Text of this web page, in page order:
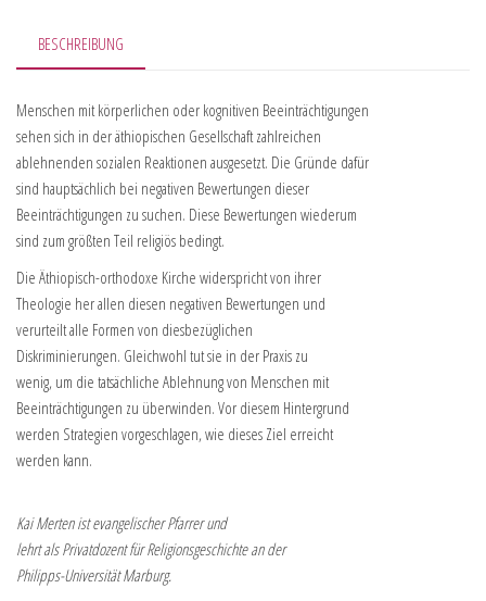
BESCHREIBUNG
Menschen mit körperlichen oder kognitiven Beeinträchtigungen
sehen sich in der äthiopischen Gesellschaft zahlreichen
ablehnenden sozialen Reaktionen ausgesetzt. Die Gründe dafür
sind hauptsächlich bei negativen Bewertungen dieser
Beeinträchtigungen zu suchen. Diese Bewertungen wiederum
sind zum größten Teil religiös bedingt.
Die Äthiopisch-orthodoxe Kirche widerspricht von ihrer
Theologie her allen diesen negativen Bewertungen und
verurteilt alle Formen von diesbezüglichen
Diskriminierungen. Gleichwohl tut sie in der Praxis zu
wenig, um die tatsächliche Ablehnung von Menschen mit
Beeinträchtigungen zu überwinden. Vor diesem Hintergrund
werden Strategien vorgeschlagen, wie dieses Ziel erreicht
werden kann.
Kai Merten ist evangelischer Pfarrer und
lehrt als Privatdozent für Religionsgeschichte an der
Philipps-Universität Marburg.